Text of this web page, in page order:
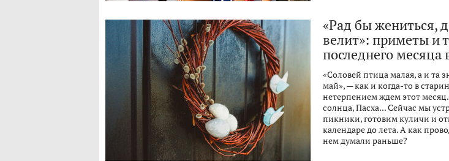
«Рад бы жениться,
велит»: приметы и
последнего месяца
«Соловей птица малая, а и та
май», — как и когда-то в
нетерпением ждем этот
солнца, Пасха... Сейчас мы
пикники, готовим куличи и
календаре до лета. А как
нем думали раньше?